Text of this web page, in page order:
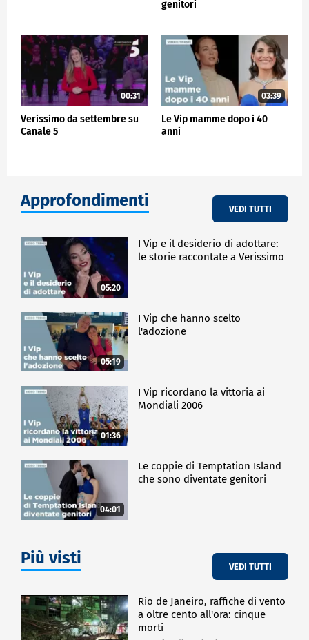
genitori
00:31
Verissimo da settembre su
Canale 5
03:39
Le Vip mamme dopo i 40
anni
Approfondimenti VEDI TUTTI
05:20
I Vip e il desiderio di adottare:
le storie raccontate a Verissimo
05:19
I Vip che hanno scelto
l'adozione
01:36
I Vip ricordano la vittoria ai
Mondiali 2006
04:01
Le coppie di Temptation Island
che sono diventate genitori
Più visti VEDI TUTTI
Rio de Janeiro, raffiche di vento
a oltre cento all'ora: cinque
morti